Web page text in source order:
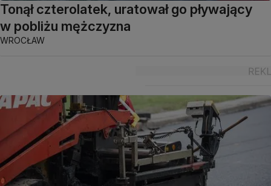
Tonął czterolatek, uratował go pływający
w pobliżu mężczyzna
WROCŁAW